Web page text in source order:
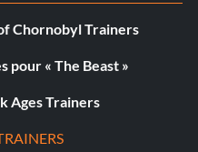
Chornobyl Trainers
pour « The Beast »
Ages Trainers